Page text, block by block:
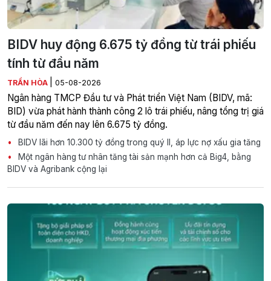
BIDV huy động 6.675 tỷ đồng từ trái phiếu
tính từ đầu năm
TRẦN HÒA 05-08-2026
Ngân hàng TMCP Đầu tư và Phát triển Việt Nam (BIDV, mã:
BID) vừa phát hành thành công 2 lô trái phiếu, nâng tổng trị giá
từ đầu năm đến nay lên 6.675 tỷ đồng.
BIDV lãi hơn 10.300 tỷ đồng trong quý II, áp lực nợ xấu gia tăng
Một ngân hàng tư nhân tăng tài sản mạnh hơn cả Big4, bằng
BIDV và Agribank cộng lại